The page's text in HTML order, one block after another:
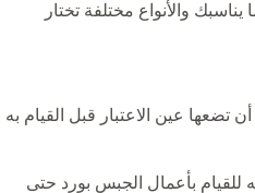
يناسبك والأنواع مختلفة تختار
تضعها عين الاعتبار قبل القيام به
للقيام بأعمال الجبس بورد حتى